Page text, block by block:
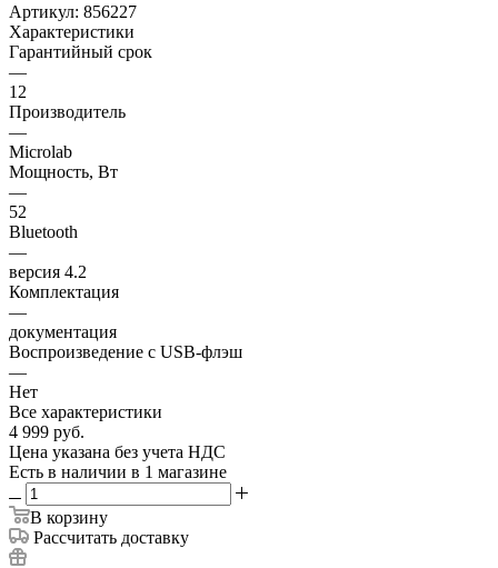
Артикул: 856227
Характеристики
Гарантийный срок
—
12
Производитель
—
Microlab
Мощность, Вт
—
52
Bluetooth
—
версия 4.2
Комплектация
—
документация
Воспроизведение с USB-флэш
—
Нет
Все характеристики
4 999 руб.
Цена указана без учета НДС
Есть в наличии в 1 магазине
В корзину
Рассчитать доставку